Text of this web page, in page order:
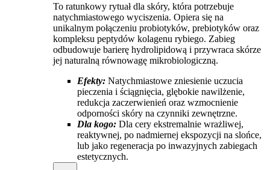
To ratunkowy rytuał dla skóry, która potrzebuje
natychmiastowego wyciszenia. Opiera się na
unikalnym połączeniu probiotyków, prebiotyków oraz
kompleksu peptydów kolagenu rybiego. Zabieg
odbudowuje barierę hydrolipidową i przywraca skórze
jej naturalną równowagę mikrobiologiczną.
Efekty: Natychmiastowe zniesienie uczucia
pieczenia i ściągnięcia, glębokie nawilżenie,
redukcja zaczerwienień oraz wzmocnienie
odporności skóry na czynniki zewnętrzne.
Dla kogo: Dla cery ekstremalnie wrażliwej,
reaktywnej, po nadmiernej ekspozycji na slońce,
lub jako regeneracja po inwazyjnych zabiegach
estetycznych.